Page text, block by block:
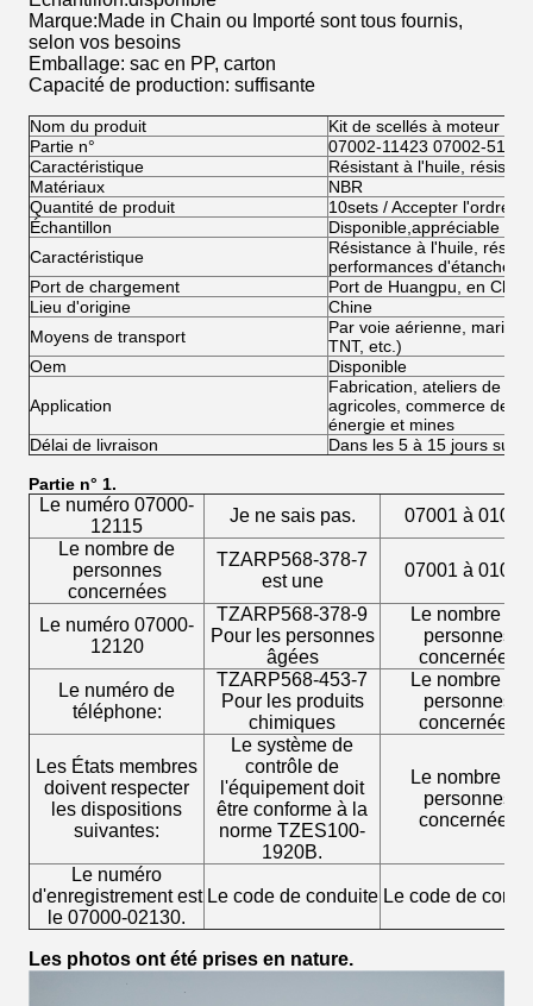
Marque:Made in Chain ou Importé sont tous fournis,
selon vos besoins
Emballage: sac en PP, carton
Capacité de production: suffisante
Nom du produit
Kit de scellés à moteur
Partie n°
07002-11423 07002-
Caractéristique
Résistant à l'huile,
Matériaux
NBR
Quantité de produit
10sets / Accepter l'ordre
Échantillon
Disponible,appréciable
Caractéristique
Résistance à l'huile,
performances
Port de chargement
Port de Huangpu, en Chine
Lieu d'origine
Chine
Moyens de transport
Par voie aérienne,
TNT, etc.)
Oem
Disponible
Application
Fabrication, ateliers de
agricoles, commerce de
énergie et mines
Délai de livraison
Dans les 5 à 15 jours
Partie n° 1.
Le numéro 07000-
12115
Je ne sais pas.
07001 à 01009
Le nombre de
personnes
concernées
TZARP568-378-7
est une
07001 à 01010
Le numéro 07000-
12120
TZARP568-378-9
Pour les personnes
âgées
Le nombre de
personnes
concernées
Le numéro de
téléphone:
TZARP568-453-7
Pour les produits
chimiques
Le nombre de
personnes
concernées
Les États membres
doivent respecter
les dispositions
suivantes:
Le système de
contrôle de
l'équipement doit
être conforme à la
norme TZES100-
1920B.
Le nombre de
personnes
concernées
Le numéro
d'enregistrement est
le 07000-02130.
Le code de conduite Le code de
Les photos ont été prises en nature.